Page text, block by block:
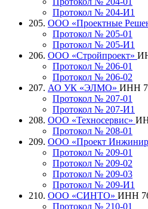
Протокол № 204-И1
205. ООО «Проектные
Протокол № 205-01
Протокол № 205-И1
206. ООО «Стройпроект»
Протокол № 206-01
Протокол № 206-02
207. АО УК «ЭЛМО» ИНН
Протокол № 207-01
Протокол № 207-И1
208. ООО «Техносервис»
Протокол № 208-01
209. ООО «Проект
Протокол № 209-01
Протокол № 209-02
Протокол № 209-03
Протокол № 209-И1
210. ООО «СИНТО» ИНН
Протокол № 210-01